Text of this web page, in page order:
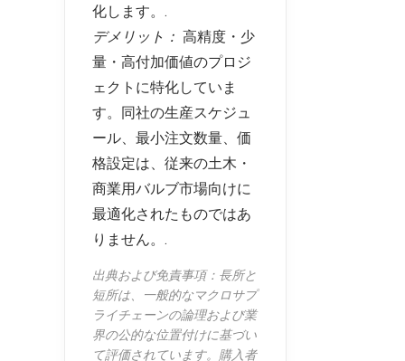
化します。.
デメリット： 高精度・少
量・高付加価値のプロジ
ェクトに特化していま
す。同社の生産スケジュ
ール、最小注文数量、価
格設定は、従来の土木・
商業用バルブ市場向けに
最適化されたものではあ
りません。.
出典および免責事項：長所と
短所は、一般的なマクロサプ
ライチェーンの論理および業
界の公的な位置付けに基づい
て評価されています。購入者